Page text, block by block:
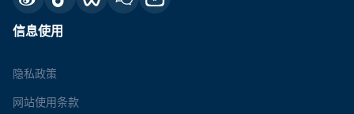
信息使用
隐私政策
网站使用条款